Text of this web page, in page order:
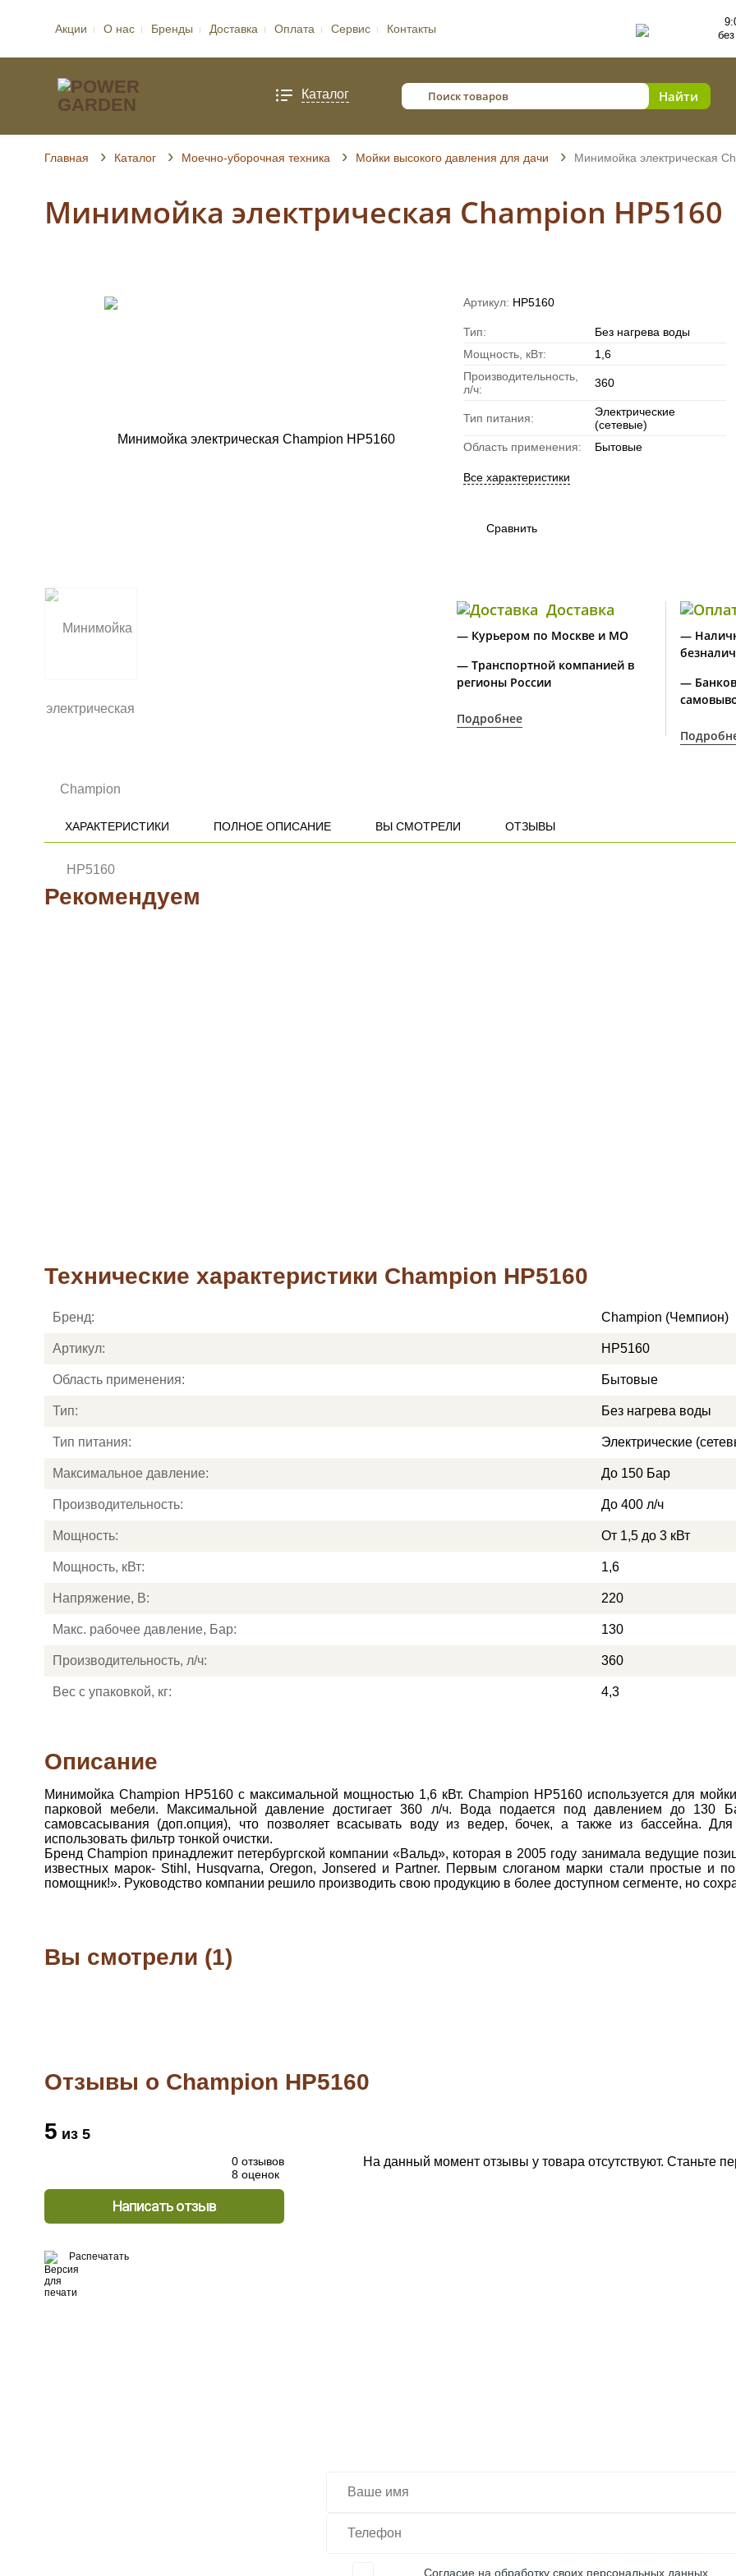
Акции О нас Бренды Доставка Оплата Сервис Контакты
Каталог
Главная Каталог Моечно-уборочная техника Мойки высокого давления для дачи Минимойка электрическая
Минимойка электрическая Champion HP5160
Артикул: HP5160
Тип:
Без нагрева воды
Мощность, кВт:
1,6
Производительность,
л/ч:
360
Тип питания:
Электрические
(сетевые)
Область применения:
Бытовые
Все характеристики
Сравнить
Доставка
— Курьером по Москве и МО
— Транспортной компанией в
регионы России
Подробнее
—
—
ХАРАКТЕРИСТИКИ ПОЛНОЕ ОПИСАНИЕ ВЫ СМОТРЕЛИ ОТЗЫВЫ
Рекомендуем
Технические характеристики Champion HP5160
Бренд: Champion (Чемпион)
Артикул: HP5160
Область применения: Бытовые
Тип: Без нагрева воды
Тип питания: Электрические
Максимальное давление: До 150 Бар
Производительность: До 400 л/ч
Мощность: От 1,5 до 3 кВт
Мощность, кВт: 1,6
Напряжение, В: 220
Макс. рабочее давление, Бар: 130
Производительность, л/ч: 360
Вес с упаковкой, кг: 4,3
Описание
Минимойка Champion HP5160 с максимальной мощностью 1,6 кВт. Champion HP5160 используется для
парковой мебели. Максимальной давление достигает 360 л/ч. Вода подается под давлением до 130
самовсасывания (доп.опция), что позволяет всасывать воду из ведер, бочек, а также из бассейна.
использовать фильтр тонкой очистки.
Бренд Champion принадлежит петербургской компании «Вальд», которая в 2005 году занимала ведущие
известных марок- Stihl, Husqvarna, Oregon, Jonsered и Partner. Первым слоганом марки стали простые и
помощник!». Руководство компании решило производить свою продукцию в более доступном сегменте, но
Вы смотрели (1)
Отзывы о Champion HP5160
5 из 5
0 отзывов
8 оценок
Написать отзыв
На данный момент отзывы у товара отсутствуют. Станьте
Распечатать
Согласие на обработку своих персональных данных